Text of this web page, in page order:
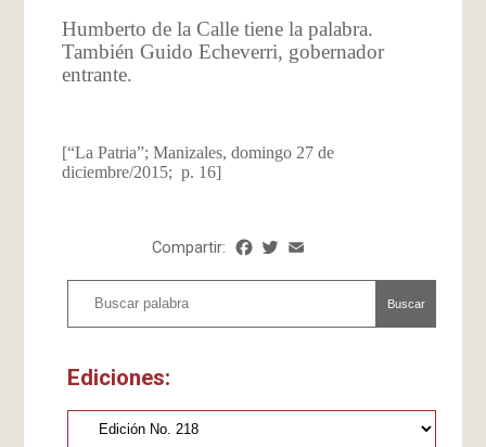
Humberto de la Calle tiene la palabra.
También Guido Echeverri, gobernador
entrante.
[“La Patria”; Manizales, domingo 27 de
diciembre/2015; p. 16]
Compartir: Facebook
Twitter
Buscar
Ediciones: